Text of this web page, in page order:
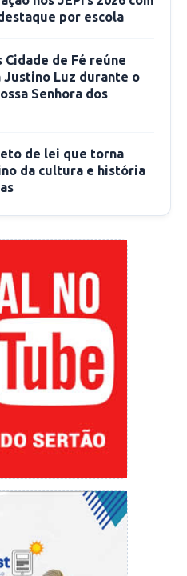
da Torre da
entrega da Ordem do
por escola
Cidade de Fé reúne
Justino Luz durante o
Senhora dos
de lei que torna
da cultura e história